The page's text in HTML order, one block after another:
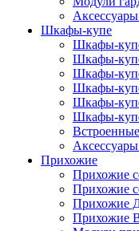
Шкафы-купе
Шкафы-
Шкафы-
Шкафы-
Шкафы-
Шкафы-
Шкафы-
Прихожие
Прихожие
Прихожие
Прихожие
Прихожие